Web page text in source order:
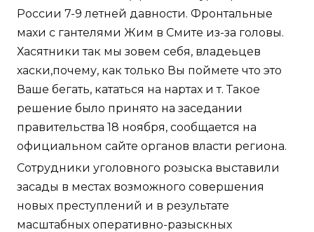
России 7-9 летней давности. Фронтальные
махи с гантелями Жим в Смите из-за головы.
Хасятники так мы зовем себя, владеьцев
хаски,почему, как только Вы поймете что это
Ваше бегать, кататься на нартах и т. Такое
решение было принято на заседании
правительства 18 ноября, сообщается на
официальном сайте органов власти региона.
Сотрудники уголовного розыска выставили
засады в местах возможного совершения
новых преступлений и в результате
масштабных оперативно-разыскных